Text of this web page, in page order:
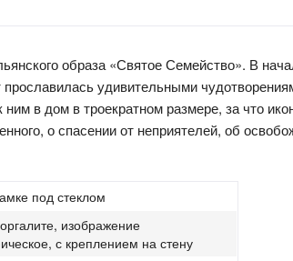
образа «Святое Семейство». В
удивительными
в дом в троекратном размере, за что
о спасении от неприятелей, об
под стеклом
изображение
с креплением на стену